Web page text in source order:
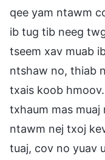
qee yam ntawm
ib tug tib neeg
tseem xav muab
ntshaw no, thiab
txais koob
txhaum mas
ntawm nej txoj
tuaj, cov no yuav